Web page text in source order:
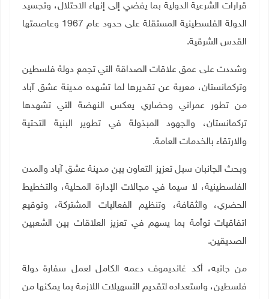
قرارات الشرعية الدولية بما يفضي إلى إنهاء الاحتلال، وتجسيد
الدولة الفلسطينية المستقلة على حدود عام 1967 وعاصمتها
القدس الشرقية.
وشددت على عمق علاقات الصداقة التي تجمع دولة فلسطين
وتركمانستان، معربة عن تقديرها لما تشهده مدينة عشق آباد
من تطور عمراني وحضاري يعكس النهضة التي تشهدها
تركمانستان، والجهود المبذولة في تطوير البنية التحتية
والارتقاء بالخدمات العامة.
وبحث الجانبان سبل تعزيز التعاون بين مدينة عشق آباد والمدن
الفلسطينية، لا سيما في مجالات الإدارة المحلية، والتخطيط
الحضري، والثقافة، وتنظيم الفعاليات المشتركة، وتوقيع
اتفاقيات توأمة بما يسهم في تعزيز العلاقات بين الشعبين
الصديقين.
من جانبه، أكد غانديموف دعمه الكامل لعمل سفارة دولة
فلسطين، واستعداده لتقديم التسهيلات اللازمة بما يمكنها من